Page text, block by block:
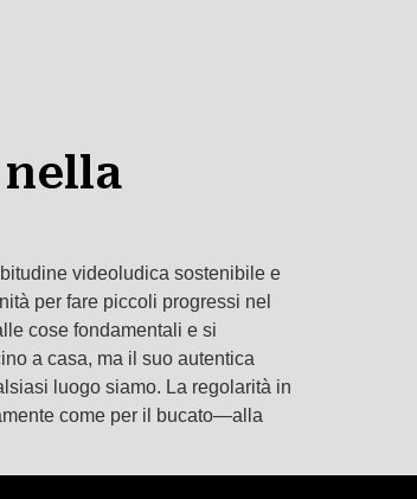
videoludica sostenibile e
per fare piccoli progressi nel
cose fondamentali e si
a casa, ma il suo autentica
luogo siamo. La regolarità in
come per il bucato—alla